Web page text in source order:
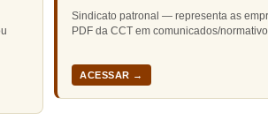
Sindicato patronal — representa as
PDF da CCT em comunicados/
ACESSAR →